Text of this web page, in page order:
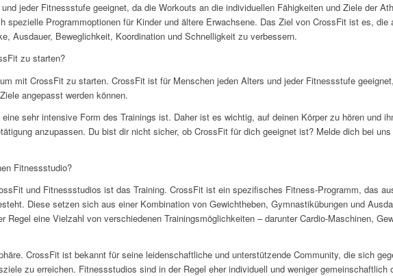
jeder Fitnessstufe geeignet, da die Workouts an die individuellen Fähigkeiten und Ziele der
spezielle Programmoptionen für Kinder und ältere Erwachsene. Das Ziel von CrossFit ist es, die
Ausdauer, Beweglichkeit, Koordination und Schnelligkeit zu verbessern.
zu starten?
mit CrossFit zu starten. CrossFit ist für Menschen jeden Alters und jeder Fitnessstufe
angepasst werden können.
sehr intensive Form des Trainings ist. Daher ist es wichtig, auf deinen Körper zu hören und
anzupassen. Du bist dir nicht sicher, ob CrossFit für dich geeignet ist? Melde dich bei
Fitnessstudio?
und Fitnessstudios ist das Training. CrossFit ist ein spezifisches Fitness-Programm, das
Diese setzen sich aus einer Kombination von Gewichtheben, Gymnastikübungen und
Regel eine Vielzahl von verschiedenen Trainingsmöglichkeiten – darunter Cardio-Maschinen,
CrossFit ist bekannt für seine leidenschaftliche und unterstützende Community, die sich
zu erreichen. Fitnessstudios sind in der Regel eher individuell und weniger gemeinschaftlich